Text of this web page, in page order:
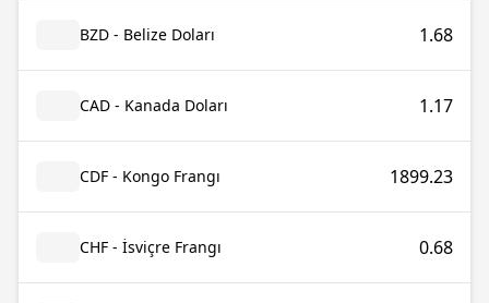
BZD - Belize Doları 1.68
CAD - Kanada Doları 1.17
CDF - Kongo Frangı 1899.23
CHF - İsviçre Frangı 0.68